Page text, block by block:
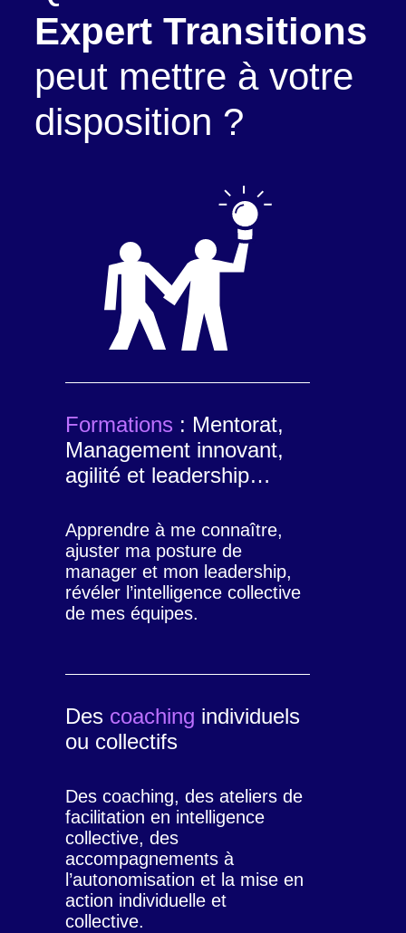
Expert Transitions
peut mettre à votre
disposition ?
Formations : Mentorat,
Management innovant,
agilité et leadership…
Apprendre à me connaître,
ajuster ma posture de
manager et mon leadership,
révéler l’intelligence collective
de mes équipes.
Des coaching individuels
ou collectifs
Des coaching, des ateliers de
facilitation en intelligence
collective, des
accompagnements à
l’autonomisation et la mise en
action individuelle et
collective.